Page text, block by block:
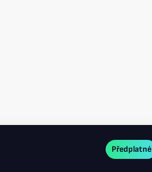
Předplatné